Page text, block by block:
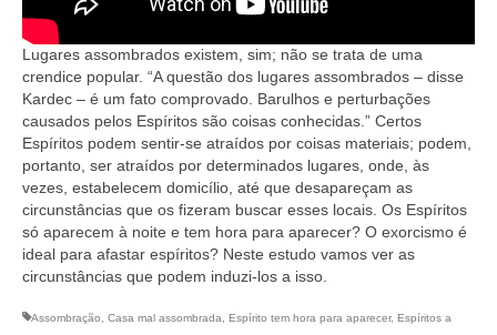
Lugares assombrados existem, sim; não se trata de uma
crendice popular. “A questão dos lugares assombrados – disse
Kardec – é um fato comprovado. Barulhos e perturbações
causados pelos Espíritos são coisas conhecidas.” Certos
Espíritos podem sentir-se atraídos por coisas materiais; podem,
portanto, ser atraídos por determinados lugares, onde, às
vezes, estabelecem domicílio, até que desapareçam as
circunstâncias que os fizeram buscar esses locais. Os Espíritos
só aparecem à noite e tem hora para aparecer? O exorcismo é
ideal para afastar espíritos? Neste estudo vamos ver as
circunstâncias que podem induzi-los a isso.
Assombração, Casa mal assombrada, Espírito tem hora para aparecer, Espíritos a